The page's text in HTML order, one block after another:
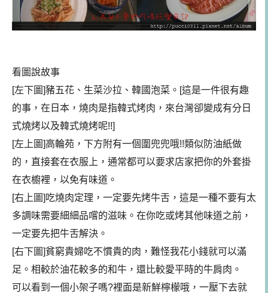
看圖說故事
[左下圖]豬五花、生菜沙拉、韓國泡菜。[這是一件很有趣
的事，在日本，燒肉是指韓式烤肉，來台灣卻變成有分日
式燒烤以及韓式燒烤呢!!]
[左上圖]高輪苑，下方附有一個圍兜兜哦!!類似防油紙做
的，直接套在衣服上，通常都可以要求店家把你的外套掛
在衣櫥裡，以免有味道。
[右上圖]吃燒肉定理，一定要先烤牛舌，這是一種不要有太
多調味需要細細品嚐的滋味。在你吃或烤其他味道之前，
一定要先把牛舌解決。
[右下圖]貧窮貴婦吃不慣貴的肉，難怪我花小錢就可以滿
足。相較於油花較多的和牛，還比較愛平時的牛肩肉。
可以看到一個小架子嗎?裡面是新鮮檸檬哦，一壓下去就